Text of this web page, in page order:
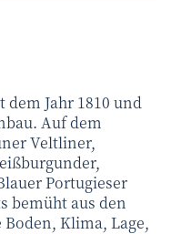
Jahr 1810 und
Auf dem
Veltliner,
Portugieser
bemüht aus den
Klima, Lage,